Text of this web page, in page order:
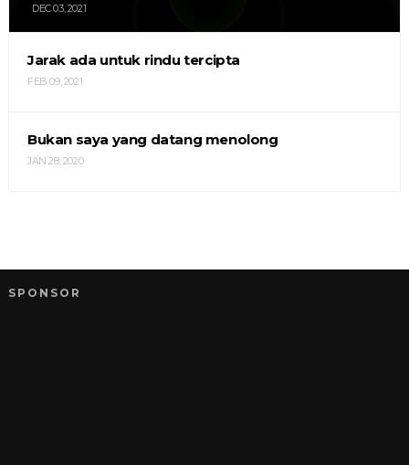
DEC 03, 2021
Jarak ada untuk rindu tercipta
FEB 09, 2021
Bukan saya yang datang menolong
JAN 28, 2020
SPONSOR